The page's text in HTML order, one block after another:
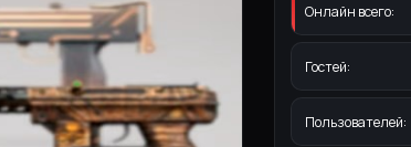
Онлайн всего:
Гостей:
Пользователей: